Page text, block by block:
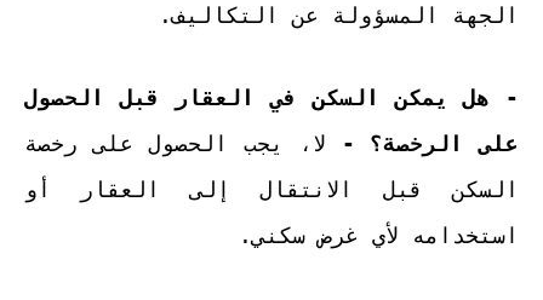
الجهة المسؤولة عن التكاليف.
- هل يمكن السكن في العقار قبل الحصول
على الرخصة؟ - لا، يجب الحصول على رخصة
السكن قبل الانتقال إلى العقار أو
استخدامه لأي غرض سكني.